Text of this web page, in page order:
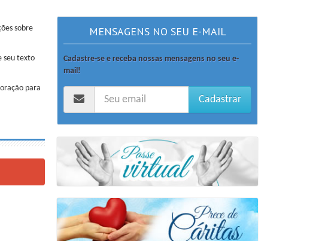
sobre
seu texto
para
MENSAGENS NO SEU E-MAIL
Cadastre-se e receba nossas mensagens no seu e-
mail!
Cadastrar